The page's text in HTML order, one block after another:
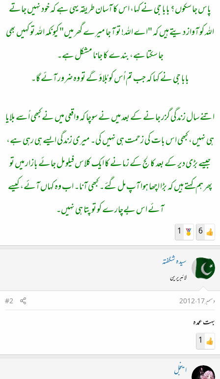
پاس جا سکوں؟ بابا جی نے کہا، اس کا آسان طریقہ یہی ہے کہ خود نہیں جاتے
اللہ کو آواز دیتے ہیں کہ "اے اللہ! تو آ جا میرے گھر میں" کیونکہ اللہ تو کہیں بھی
جا سکتا ہے، بندے کا جانا مشکل ہے۔
بابا جی نے کہا کہ جب تم اُس کو بُلاؤ گے تو وہ ضرور آئے گا۔
اتنے سال زندگی گزر جانے کے بعد میں نے سوچا کہ واقعی میں نے کبھی اُسے بلایا
ہی نہیں، کبھی اس بات کی زحمت ہی نہیں کی۔ میری زندگی ایسے ہی رہی ہے،
جیسے بڑی دیر کے بعد کالج کے زمانے کا ایک کلاس فیلو مل جائے بازار میں تو
پھر ہم کہتے ہیں کہ بڑا اچھا ہوا آپ مل گئے۔ کبھی آنا۔ اب وہ کہاں آئے، کیسے
آئے اس بےچارے کو تو پتا ہی نہیں۔
6
1
سیدہ شگفتہ
لائبریرین
دسمبر 17، 2012
#2
بہت عمدہ
1
اینجل